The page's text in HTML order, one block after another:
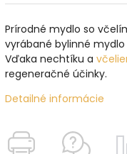
Prírodné mydlo so
vyrábané bylinné
Vďaka nechtíku a
regeneračné účinky.
Detailné informácie